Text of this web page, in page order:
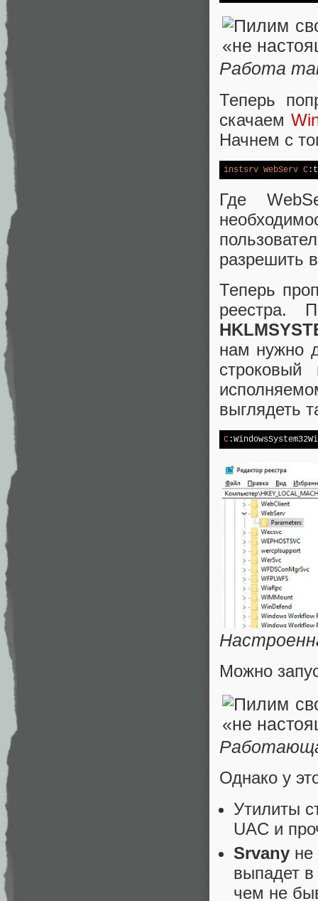
Работа
Теперь
скачаем
Начнем с
instsrv WebServ C
Где
разрешить
Теперь
реестра.
нам нужно
выглядеть
C
Можно
Однако у
Утилиты
UAC и
Srvany не
выпадет
чем не